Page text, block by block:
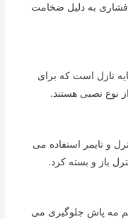
فشاری به دلیل ضخامت
نازل است که برای
نوع نصبی هستند.
و تایمر استفاده می
باز و بسته کرد.
مه پاش جلوگیری می